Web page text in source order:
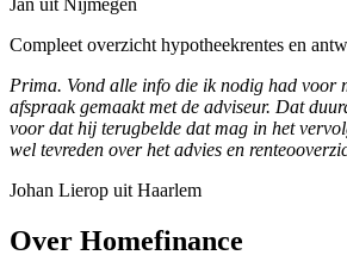
Jan uit Nijmegen
Compleet overzicht hypotheekrentes en
Prima. Vond alle info die ik nodig had voor
afspraak gemaakt met de adviseur. Dat
voor dat hij terugbelde dat mag in het
wel tevreden over het advies en
Johan Lierop uit Haarlem
Over Homefinance